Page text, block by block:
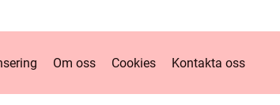
Om oss Cookies Kontakta oss